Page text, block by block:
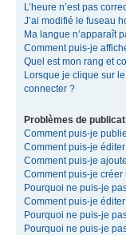
L’heure n’est pas
J’ai modifié le fuseau
Ma langue n’apparaît
Comment puis-je
Quel est mon rang et
Lorsque je clique sur
connecter ?
Problèmes de
Comment puis-je
Comment puis-je
Comment puis-je
Comment puis-je créer
Pourquoi ne puis-je
Comment puis-je
Pourquoi ne puis-je
Pourquoi ne puis-je